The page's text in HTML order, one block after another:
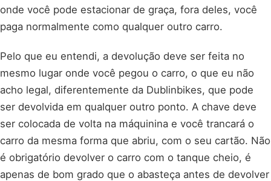
onde você pode estacionar de graça, fora deles, você
paga normalmente como qualquer outro carro.
Pelo que eu entendi, a devolução deve ser feita no
mesmo lugar onde você pegou o carro, o que eu não
acho legal, diferentemente da Dublinbikes, que pode
ser devolvida em qualquer outro ponto. A chave deve
ser colocada de volta na máquinina e você trancará o
carro da mesma forma que abriu, com o seu cartão. Não
é obrigatório devolver o carro com o tanque cheio, é
apenas de bom grado que o abasteça antes de devolver